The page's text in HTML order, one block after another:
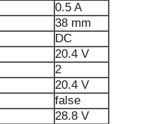
0.5 A
38 mm
DC
20.4 V
2
20.4 V
false
28.8 V